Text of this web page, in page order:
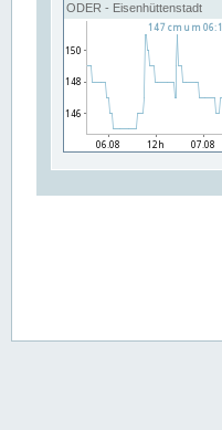
ODER - Eisenhüttenstadt